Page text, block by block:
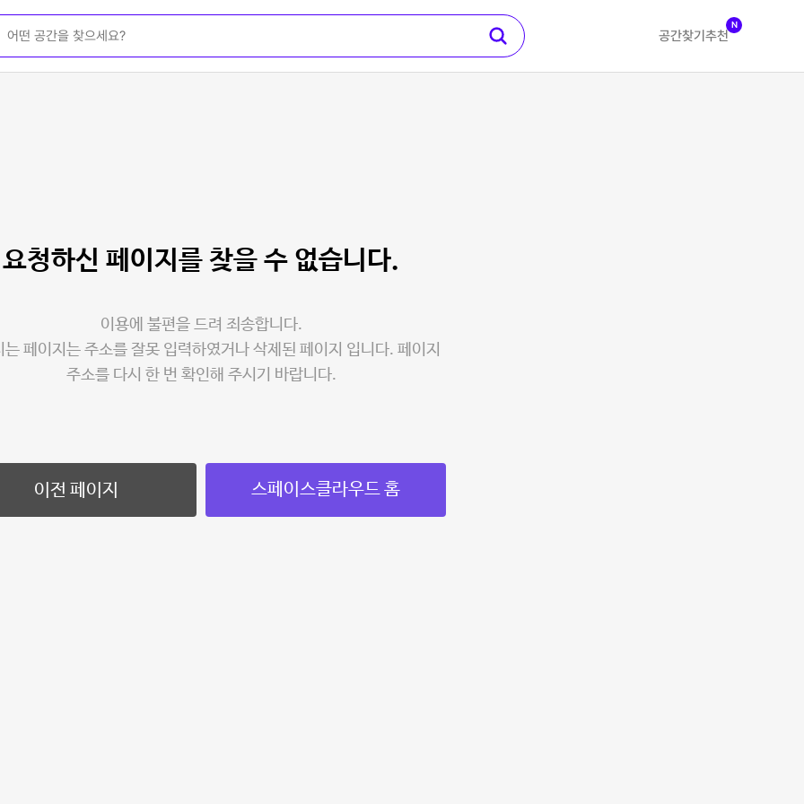
공간찾기 추천
N
요청하신 페이지를 찾을 수 없습니다.
이용에 불편을 드려 죄송합니다.
는 페이지는 주소를 잘못 입력하였거나 삭제된 페이지 입니다. 페이지
주소를 다시 한 번 확인해 주시기 바랍니다.
이전 페이지 스페이스클라우드 홈